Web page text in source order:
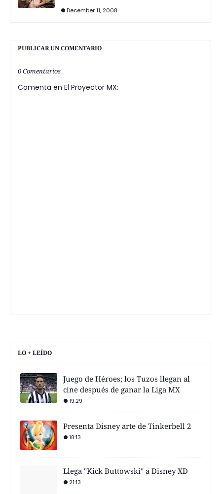
December 11, 2008
PUBLICAR UN COMENTARIO
0 Comentarios
Comenta en El Proyector MX:
LO + LEÍDO
Juego de Héroes; los Tuzos llegan al
cine después de ganar la Liga MX
19:29
Presenta Disney arte de Tinkerbell 2
18:13
Llega "Kick Buttowski" a Disney XD
21:13